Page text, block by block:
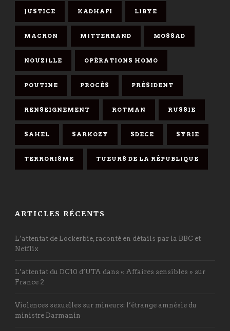
JUSTICE KADHAFI LIBYE
MACRON MITTERRAND MOSSAD
NOUZILLE OPÉRATIONS HOMO
POUTINE PROCÈS PRÉSIDENT
RENSEIGNEMENT ROTMAN RUSSIE
SAHEL SARKOZY SDECE SYRIE
TERRORISME TUEURS DE LA RÉPUBLIQUE
ARTICLES RÉCENTS
L’attentat de Lockerbie, raconté en détails par la BBC et
Netflix
L’attentat du DC10 d’UTA dans « Affaires sensibles » sur
France 2
Violences sexuelles sur mineurs: l’étrange amnésie du
ministre Darmanin